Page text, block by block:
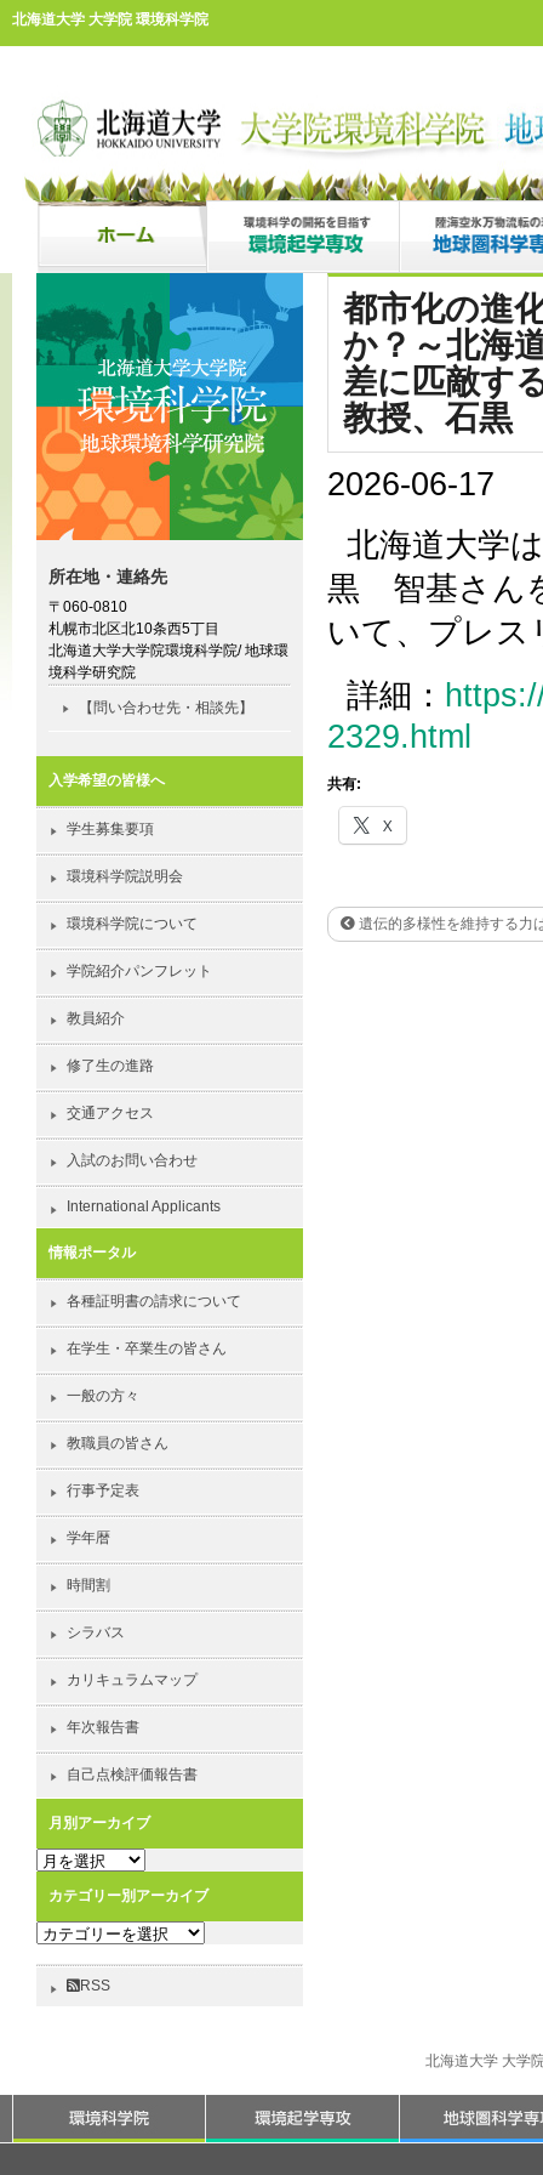
北海道大学 大学院 環境科学院
都市化の進
か？～北海
差に匹敵す
教授、石黒
2026-06-17
北海道大学
黒 智基さん
いて、プレス
詳細：
2329.html
共有:
X
遺伝的多様性を維持する力
所在地・連絡先
〒060-0810
札幌市北区北10条西5丁目
北海道大学大学院環境科学院/ 地球環
境科学研究院
【問い合わせ先・相談先】
入学希望の皆様へ
学生募集要項
環境科学院説明会
環境科学院について
学院紹介パンフレット
教員紹介
修了生の進路
交通アクセス
入試のお問い合わせ
International Applicants
情報ポータル
各種証明書の請求について
在学生・卒業生の皆さん
一般の方々
教職員の皆さん
行事予定表
学年暦
時間割
シラバス
カリキュラムマップ
年次報告書
自己点検評価報告書
月別アーカイブ
月
ー
カ
イ
カテゴリー別アーカイブ
カ
ゴ
カ
RSS
北海道大学 大学